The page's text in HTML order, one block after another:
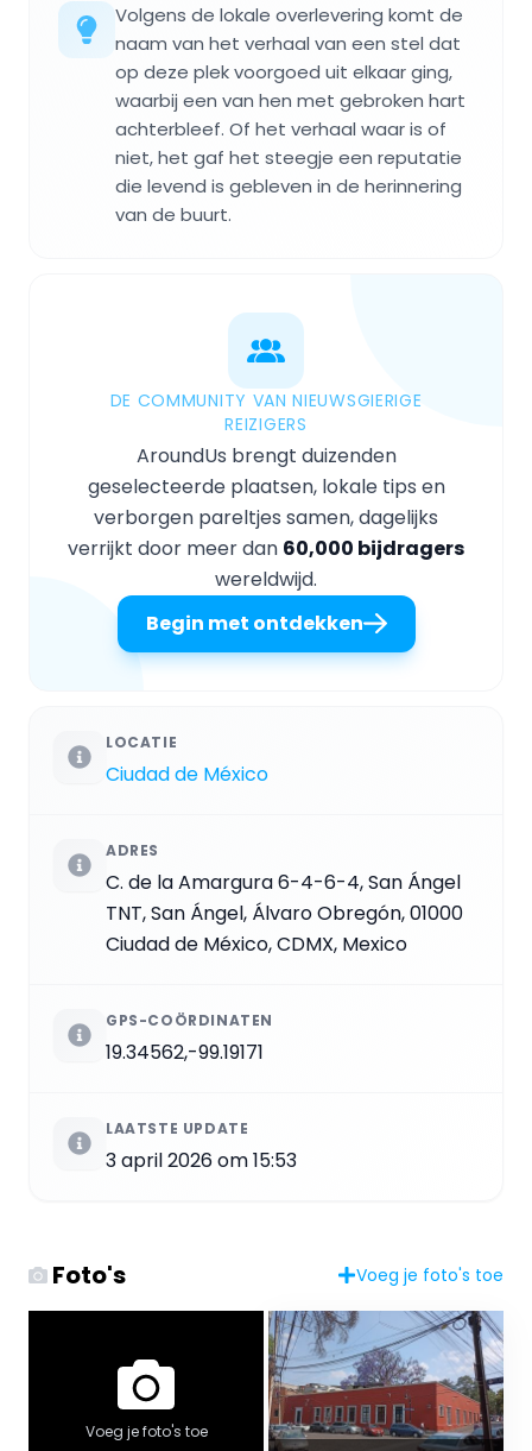
Volgens de lokale overlevering komt de
naam van het verhaal van een stel dat
op deze plek voorgoed uit elkaar ging,
waarbij een van hen met gebroken hart
achterbleef. Of het verhaal waar is of
niet, het gaf het steegje een reputatie
die levend is gebleven in de herinnering
van de buurt.
DE COMMUNITY VAN NIEUWSGIERIGE
REIZIGERS
AroundUs brengt duizenden
geselecteerde plaatsen, lokale tips en
verborgen pareltjes samen, dagelijks
verrijkt door meer dan 60,000 bijdragers
wereldwijd.
Begin met ontdekken
LOCATIE
Ciudad de México
ADRES
C. de la Amargura 6-4-6-4, San Ángel
TNT, San Ángel, Álvaro Obregón, 01000
Ciudad de México, CDMX, Mexico
GPS-COÖRDINATEN
19.34562,-99.19171
LAATSTE UPDATE
3 april 2026 om 15:53
Foto's Voeg je foto's toe
Voeg je foto's toe